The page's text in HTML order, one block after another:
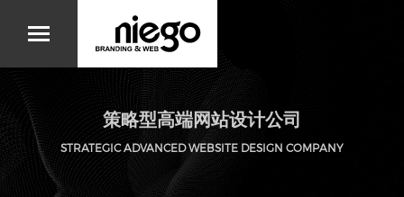
策略型高端网站设计公司
STRATEGIC ADVANCED WEBSITE DESIGN COMPANY